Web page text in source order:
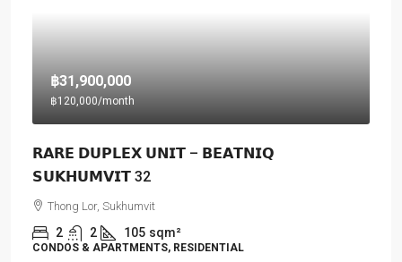
฿31,900,000
฿120,000/month
𝗥𝗔𝗥𝗘 𝗗𝗨𝗣𝗟𝗘𝗫 𝗨𝗡𝗜𝗧 – 𝗕𝗘𝗔𝗧𝗡𝗜𝗤
𝗦𝗨𝗞𝗛𝗨𝗠𝗩𝗜𝗧 32
Thong Lor, Sukhumvit
2 2 105 sqm²
CONDOS & APARTMENTS, RESIDENTIAL